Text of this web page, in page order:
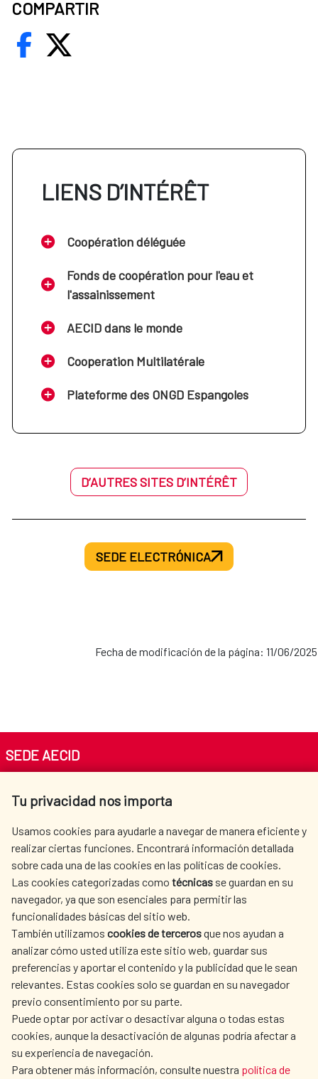
COMPARTIR
LIENS D’INTÉRÊT
Coopération déléguée
Fonds de coopération pour l'eau et
l'assainissement
AECID dans le monde
Cooperation Multilatérale
Plateforme des ONGD Espangoles
D’AUTRES SITES D’INTÉRÊT
SEDE ELECTRÓNICA
Fecha de modificación de la página: 11/06/2025
Tu privacidad nos importa
Usamos cookies para ayudarle a navegar de manera eficiente y
realizar ciertas funciones. Encontrará información detallada
sobre cada una de las cookies en las políticas de cookies.
Las cookies categorizadas como técnicas se guardan en su
navegador, ya que son esenciales para permitir las
funcionalidades básicas del sitio web.
También utilizamos cookies de tercerosque nos ayudan a
analizar cómo usted utiliza este sitio web, guardar sus
preferencias y aportar el contenido y la publicidad que le sean
relevantes. Estas cookies solo se guardan en su navegador
previo consentimiento por su parte.
Puede optar por activar o desactivar alguna o todas estas
cookies, aunque la desactivación de algunas podría afectar a
su experiencia de navegación.
Para obtener más información, consulte nuestra política de
SEDE AECID
Tel. +34 900 20 30 54​​​​​​​
AECID
OÙ NOUS COOPÉRONS
L'ACTION HUMANITAIRE
ESPAGNOLE
SALLE DE PRESSE
CULTURE ET SCIENCE BIBLIOTHÈQUE
NOS RÉSEAUX SOCIAUX